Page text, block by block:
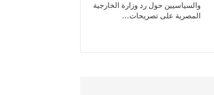
والسياسيين حول رد وزارة الخارجية
المصرية على تصريحات…